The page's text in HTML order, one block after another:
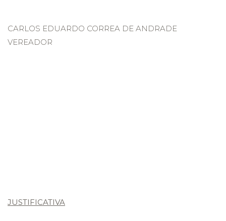
CARLOS EDUARDO CORREA DE ANDRADE
VEREADOR
JUSTIFICATIVA